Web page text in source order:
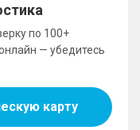
по 100+
— убедитесь
карту